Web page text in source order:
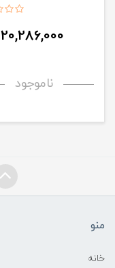
20,286,000
ناموجود
منو
خانه